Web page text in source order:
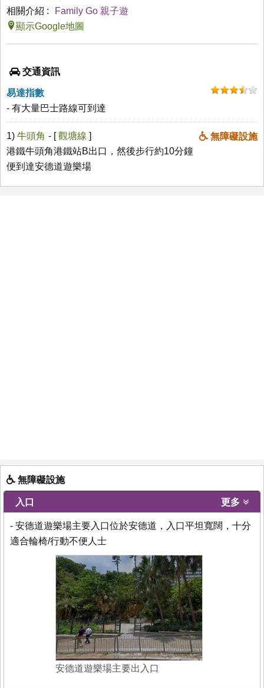
相關介紹 :
Family Go 親子遊
顯示Google地圖
交通資訊
易達指數
- 有大量巴士路線可到達
1) 牛頭角 無障礙設施
- [觀塘線 ]
港鐵牛頭角港鐵站B出口，然後步行約10分鐘
便到達安德道遊樂場
無障礙設施
入口 更多
- 安德道遊樂場主要入口位於安德道，入口平坦寬闊，十分
適合輪椅/行動不便人士
安德道遊樂場主要出入口